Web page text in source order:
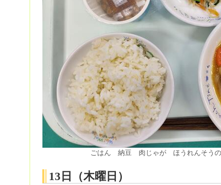
ごはん 納豆 肉じゃが ほうれんそう
13日（木曜日）